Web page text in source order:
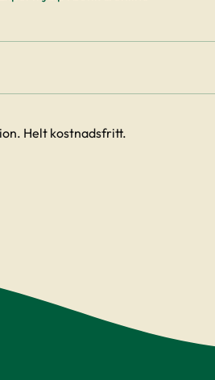
Helt kostnadsfritt.